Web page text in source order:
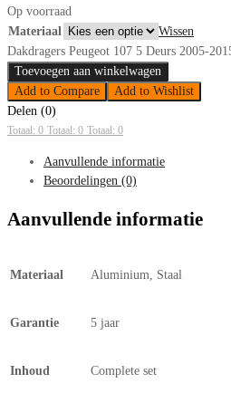
Op voorraad
Materiaal
Wissen
Dakdragers Peugeot 107 5 Deurs 2005-
Toevoegen aan winkelwagen
Add to Compare
Add to Wishlist
Delen (0)
Totaal: 0 Totaal: 0 Totaal: 0
Aanvullende informatie
Beoordelingen (0)
Aanvullende informatie
Materiaal Aluminium, Staal
Garantie 5 jaar
Inhoud Complete set